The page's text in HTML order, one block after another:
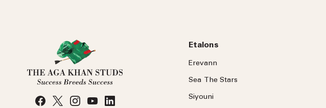
Etalons
Erevann
Sea TheStars
Siyouni